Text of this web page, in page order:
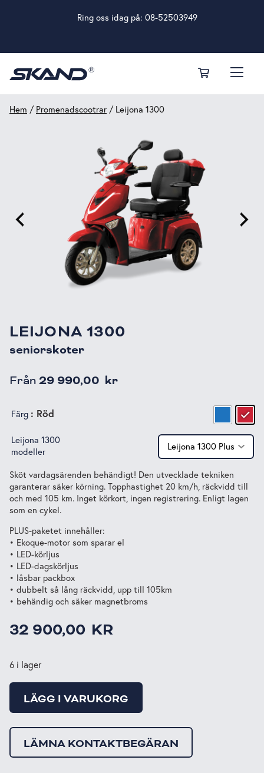
Ring oss idag på: 08-52503949
Hem / Promenadscootrar / Leijona 1300
LEIJONA 1300
seniorskoter
Från 29 990,00 kr
Färg : Röd
Leijona 1300
modeller
Sköt vardagsärenden behändigt! Den utvecklade tekniken
garanterar säker körning. Topphastighet 20 km/h, räckvidd till
och med 105 km. Inget körkort, ingen registrering. Enligt lagen
som en cykel.
PLUS-paketet innehåller:
• Ekoque-motor som sparar el
• LED-körljus
• LED-dagskörljus
• låsbar packbox
• dubbelt så lång räckvidd, upp till 105km
• behändig och säker magnetbroms
32 900,00 KR
6 i lager
LÄGG I VARUKORG
LÄMNA KONTAKTBEGÄRAN